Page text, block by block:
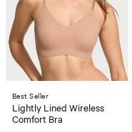
Best Seller
Lightly Lined Wireless
Comfort Bra